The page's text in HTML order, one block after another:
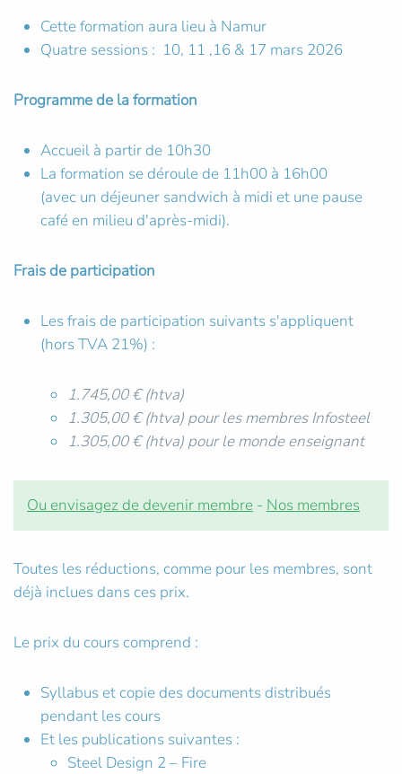
Cette formation aura lieu à Namur
Quatre sessions : 10, 11 ,16 & 17 mars 2026
Programme de la formation
Accueil à partir de 10h30
La formation se déroule de 11h00 à 16h00
(avec un déjeuner sandwich à midi et une pause
café en milieu d'après-midi).
Frais de participation
Les frais de participation suivants s'appliquent
(hors TVA 21%) :
1.745,00 € (htva)
1.305,00 € (htva) pour les membres Infosteel
1.305,00 € (htva) pour le monde enseignant
Ou envisagez de devenir membre - Nos membres
Toutes les réductions, comme pour les membres, sont
déjà inclues dans ces prix.
Le prix du cours comprend :
Syllabus et copie des documents distribués
pendant les cours
Et les publications suivantes :
Steel Design 2 – Fire